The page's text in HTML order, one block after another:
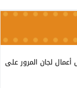
لجان المرور على